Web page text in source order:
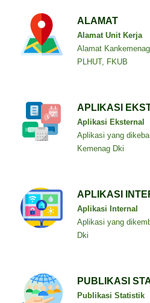
ALAMAT
Alamat Unit Kerja
Alamat
PLHUT, FKUB
APLIKASI
Aplikasi Eksternal
Aplikasi yang
Kemenag Dki
APLIKASI
Aplikasi Internal
Aplikasi yang
Dki
PUBLIKASI
Publikasi Statistik